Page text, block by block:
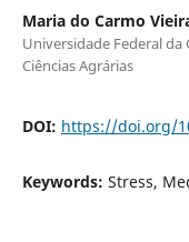
Maria do Carmo
Universidade Federal da
Ciências Agrárias
DOI: https://doi.org/
Keywords: Stress,